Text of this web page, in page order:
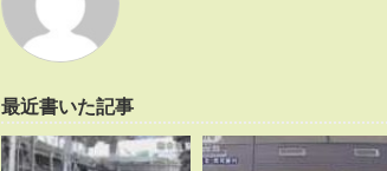
最近書いた記事